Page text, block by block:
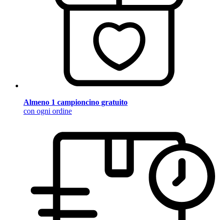
Almeno 1 campioncino gratuito
con ogni ordine